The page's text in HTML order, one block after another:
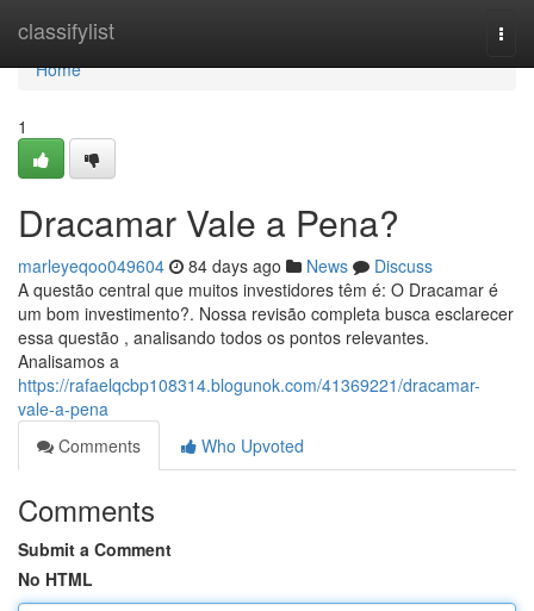
classifylist
Home
Home
1
Dracamar Vale a Pena?
marleyeqoo049604 84 days ago News
Discuss
A questão central que muitos investidores têm é: O Dracamar é
um bom investimento?. Nossa revisão completa busca esclarecer
essa questão , analisando todos os pontos relevantes.
Analisamos a
https://rafaelqcbp108314.blogunok.com/41369221/dracamar-
vale-a-pena
Comments
Who Upvoted
Comments
Submit a Comment
No HTML